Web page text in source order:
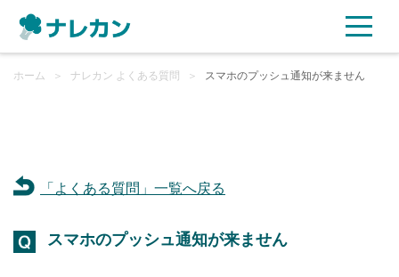
ご利用プラン
ホーム ＞ ナレカン よくある質問 ＞ スマホのプッシュ通知が来ません
「よくある質問」一覧へ戻る
スマホのプッシュ通知が来ません